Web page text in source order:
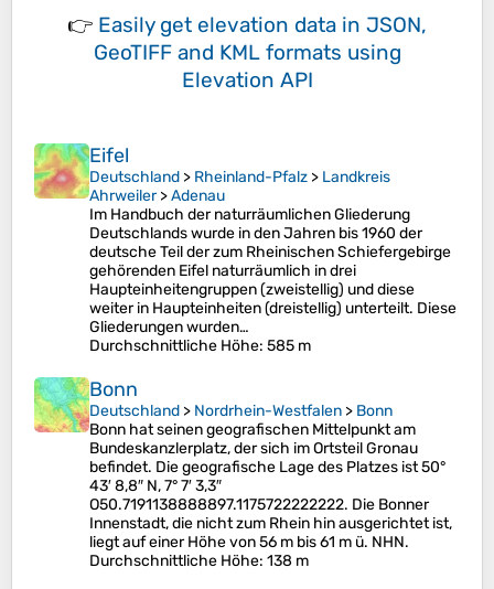
👉 Easily get elevation data in JSON,
GeoTIFF and KML formats using
Elevation API
Eifel
Deutschland > Rheinland-Pfalz > Landkreis
Ahrweiler>Adenau
Im Handbuch der naturräumlichen Gliederung
Deutschlands wurde in den Jahren bis 1960 der
deutsche Teil der zum Rheinischen Schiefergebirge
gehörenden Eifel naturräumlich in drei
Haupteinheitengruppen (zweistellig) und diese
weiter in Haupteinheiten (dreistellig) unterteilt. Diese
Gliederungen wurden…
Durchschnittliche Höhe: 585 m
Bonn
Deutschland > Nordrhein-Westfalen > Bonn
Bonn hat seinen geografischen Mittelpunkt am
Bundeskanzlerplatz, der sich im Ortsteil Gronau
befindet. Die geografische Lage des Platzes ist 50°
43′ 8,8″ N, 7° 7′ 3,3″
O50.7191138888897.1175722222222. Die Bonner
Innenstadt, die nicht zum Rhein hin ausgerichtet ist,
liegt auf einer Höhe von 56 m bis 61 m ü. NHN.
Durchschnittliche Höhe: 138 m